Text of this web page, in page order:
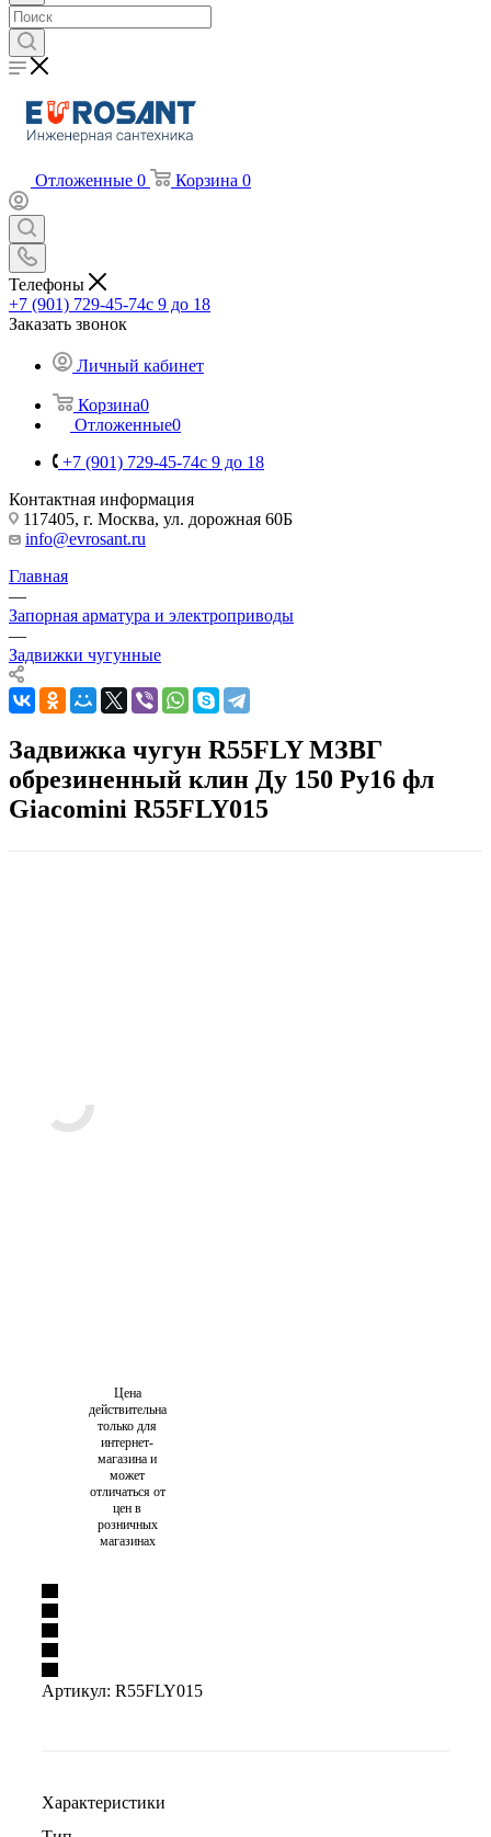
Отложенные 0 Корзина 0
Телефоны
+7 (901) 729-45-74c 9 до 18
Заказать звонок
Личный кабинет
Корзина0
Отложенные0
+7 (901) 729-45-74c 9 до 18
Контактная информация
117405, г. Москва, ул. дорожная 60Б
info@evrosant.ru
Главная
—
Запорная арматура и электроприводы
—
Задвижки чугунные
Задвижка чугун R55FLY МЗВГ
обрезиненный клин Ду 150 Ру16 фл
Giacomini R55FLY015
Цена
действительна
только для
интернет-
магазина и
может
отличаться от
цен в
розничных
магазинах
Артикул: R55FLY015
Характеристики